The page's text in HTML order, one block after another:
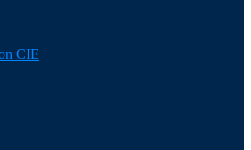
CIE